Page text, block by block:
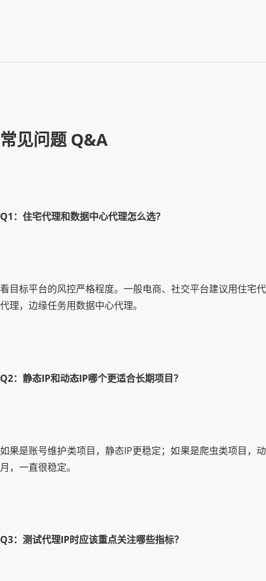
常见问题 Q&A
Q1：住宅代理和数据中心代理怎么选？
看目标平台的风控严格程度。一般电商、社交平台建议用住宅
代理，边缘任务用数据中心代理。
Q2：静态IP和动态IP哪个更适合长期项目？
如果是账号维护类项目，静态IP更稳定；如果是爬虫类项目，
月，一直很稳定。
Q3：测试代理IP时应该重点关注哪些指标？